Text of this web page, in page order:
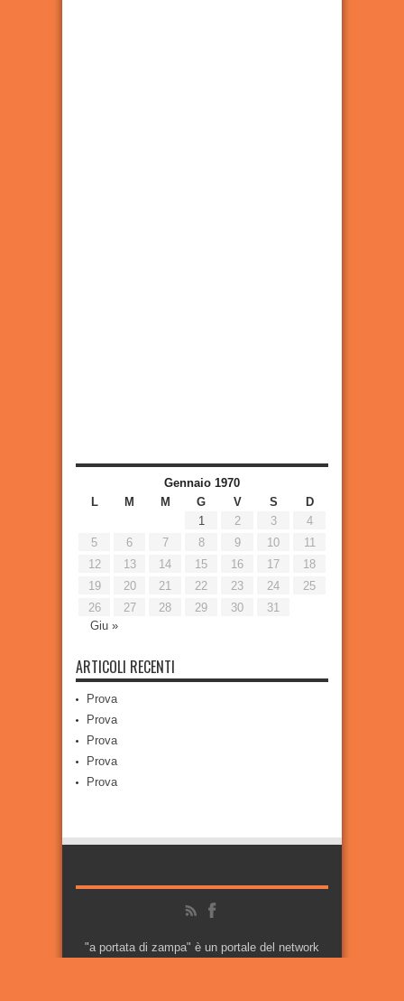
Gennaio 1970
L
M M G V S
D
1
2 3
4
5
6 7 8 9 10
11
12
13 14 15 16 17
18
19
20 21 22 23 24
25
26
27 28 29 30
31
Giu »
ARTICOLI RECENTI
Prova
Prova
Prova
Prova
Prova
"a portata di zampa" è un portale del network